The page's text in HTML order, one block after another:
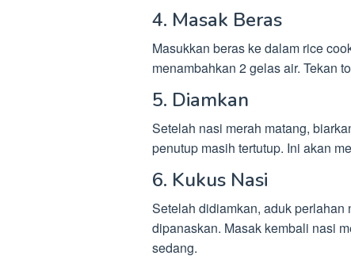
4. Masak Beras
Masukkan beras ke dalam rice
menambahkan 2 gelas air. Tekan
5. Diamkan
Setelah nasi merah matang,
penutup masih tertutup. Ini akan
6. Kukus Nasi
Setelah didiamkan, aduk
dipanaskan. Masak kembali nasi
sedang.